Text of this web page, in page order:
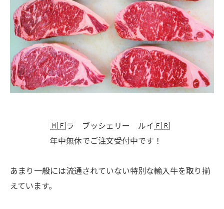
🇲🇫ラ ブッシェリー ルイ🇫🇷
年中無休でご注文受付中です！
あまり一般には流通されていない特別な輸入牛を取り揃
えています。